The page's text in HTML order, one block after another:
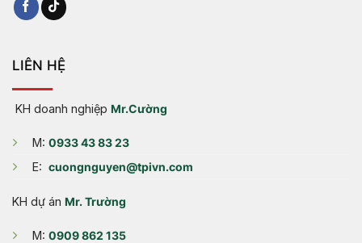
LIÊN HỆ
KH doanh nghiệp Mr.Cường
M: 0933 43 83 23
E: cuongnguyen@tpivn.com
KH dự án Mr. Trường
M: 0909 862 135